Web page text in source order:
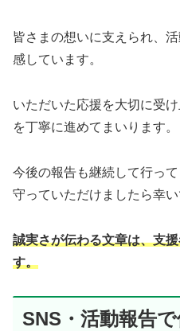
皆さまの想いに支えられ、
感しています。
いただいた応援を大切に受
を丁寧に進めてまいります。
今後の報告も継続して行っ
守っていただけましたら幸い
誠実さが伝わる文章は、支
す。
SNS・活動報告